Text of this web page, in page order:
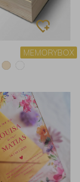
MEMORYBOX